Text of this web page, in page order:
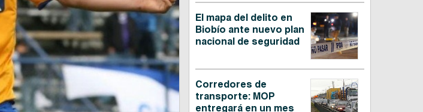
El mapa del delito en
Biobío ante nuevo plan
nacional de seguridad
Corredores de
transporte: MOP
entregará en un mes